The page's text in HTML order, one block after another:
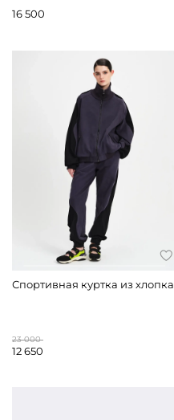
16 500
Спортивная куртка из хлопка
23 000
12 650